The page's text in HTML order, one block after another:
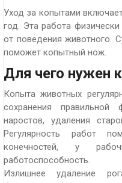
Уход за копытами
год. Эта работа
от поведения животного.
поможет копытный нож.
Для чего нужен
Копыта животных
сохранения
наростов, удаления
Регулярность работ
конечностей, у
работоспособность.
Излишнее удаление